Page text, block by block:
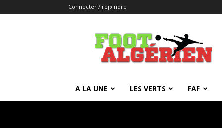
Connecter / rejoindre
FOOTALGERIEN
A LA UNE LES VERTS FAF